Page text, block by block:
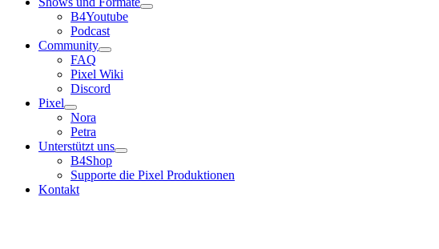
B4Youtube
Podcast
Community
FAQ
Pixel Wiki
Discord
Pixel
Nora
Petra
Unterstützt uns
B4Shop
Supporte die Pixel Produktionen
Kontakt